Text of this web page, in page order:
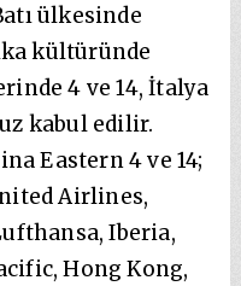
ülkesinde
kültüründe
4 ve 14, İtalya
kabul edilir.
Eastern 4 ve 14;
Airlines,
Iberia,
Hong Kong,